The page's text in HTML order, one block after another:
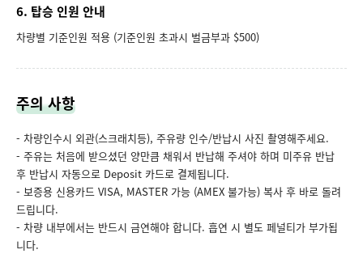
6. 탑승 인원 안내
차량별 기준인원 적용 (기준인원 초과시 벌금부과 $500)
주의 사항
- 차량인수시 외관(스크래치등), 주유량 인수/반납시 사진 촬영해주세요.
- 주유는 처음에 받으셨던 양만큼 채워서 반납해 주셔야 하며 미주유 반납
후 반납시 자동으로 Deposit 카드로 결제됩니다.
- 보증용 신용카드 VISA, MASTER 가능 (AMEX 불가능) 복사 후 바로 돌려
드립니다.
- 차량 내부에서는 반드시 금연해야 합니다. 흡연 시 별도 페널티가 부가됩
니다.